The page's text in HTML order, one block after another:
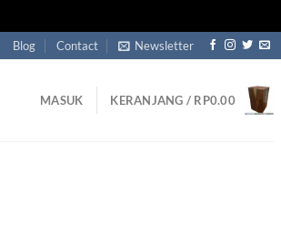
Blog Contact Newsletter
MASUK KERANJANG / RP0.00